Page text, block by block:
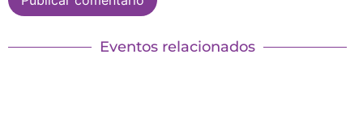
Eventos relacionados